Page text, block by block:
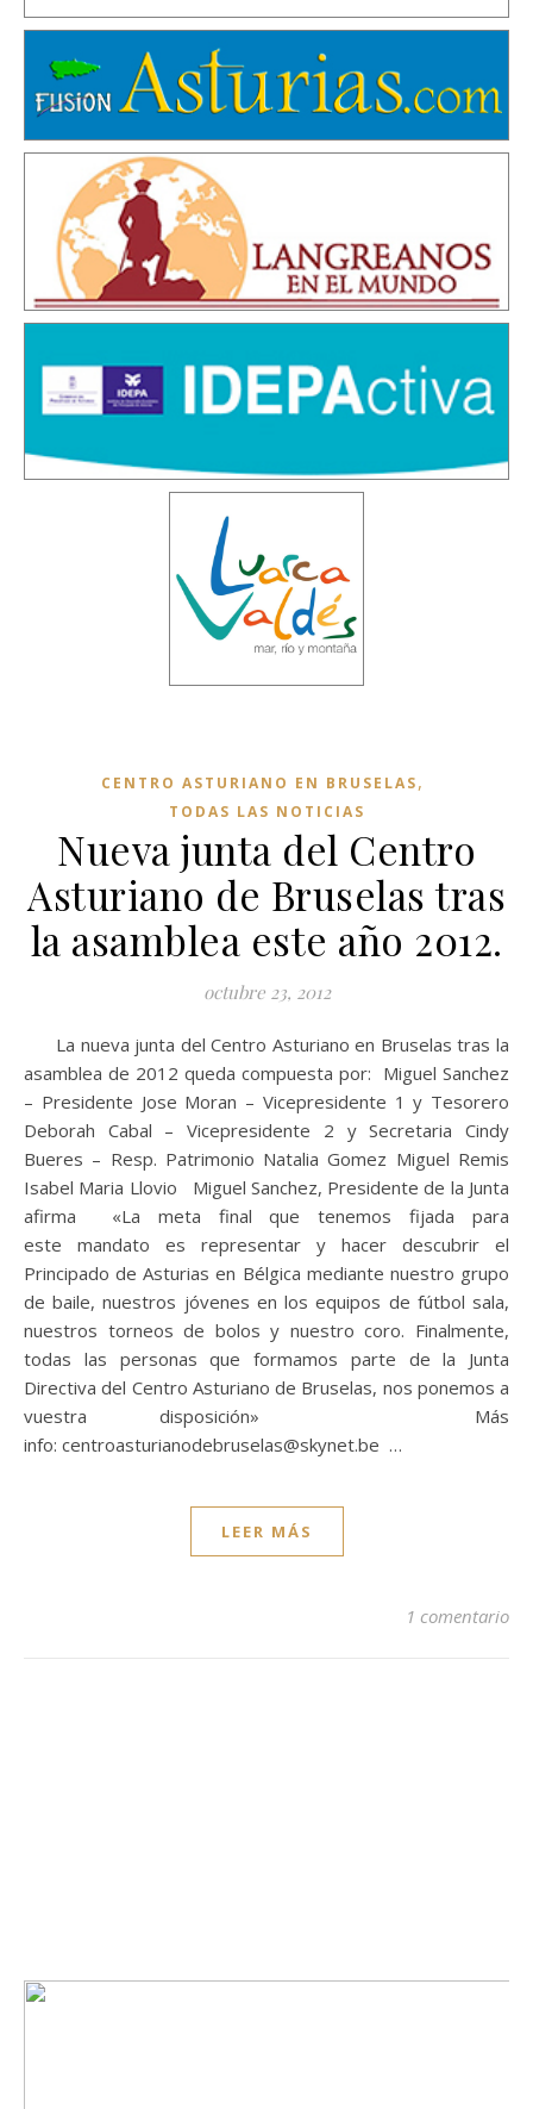
CENTRO ASTURIANO EN BRUSELAS,
TODAS LAS NOTICIAS
Nueva junta del Centro
Asturiano de Bruselas tras
la asamblea este año 2012.
octubre 23, 2012
La nueva junta del Centro Asturiano en Bruselas tras la
asamblea de 2012 queda compuesta por: Miguel Sanchez
– Presidente Jose Moran – Vicepresidente 1 y Tesorero
Deborah Cabal – Vicepresidente 2 y Secretaria Cindy
Bueres – Resp. Patrimonio Natalia Gomez Miguel Remis
Isabel Maria Llovio Miguel Sanchez, Presidente de la Junta
afirma «La meta final que tenemos fijada para
este mandato es representar y hacer descubrir el
Principado de Asturias en Bélgica mediante nuestro grupo
de baile, nuestros jóvenes en los equipos de fútbol sala,
nuestros torneos de bolos y nuestro coro. Finalmente,
todas las personas que formamos parte de la Junta
Directiva del Centro Asturiano de Bruselas, nos ponemos a
vuestra disposición» Más
info: centroasturianodebruselas@skynet.be …
LEER MÁS
1 comentario